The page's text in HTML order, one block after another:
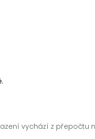
vychází z přepočtu